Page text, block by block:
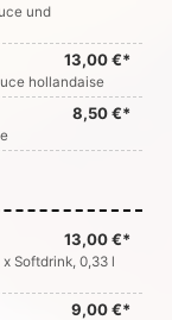
und
13,00 €*
hollandaise
8,50 €*
13,00 €*
x Softdrink, 0,33 l
9,00 €*